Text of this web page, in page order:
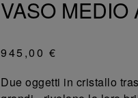
VASO MEDIO
945,00 €
Due oggetti in cristallo